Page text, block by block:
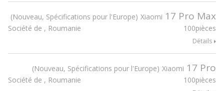
Nouveau, Spécifications pour l'Europe Xiaomi 17 Pro Max
100pièces
Société de , Roumanie
Détails
Nouveau, Spécifications pour l'Europe Xiaomi 17 Pro
100pièces
Société de , Roumanie